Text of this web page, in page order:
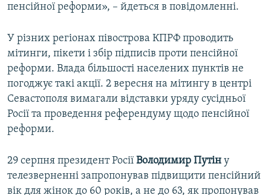
пенсійної реформи», – йдеться в повідомленні.
У різних регіонах півострова КПРФ проводить
мітинги, пікети і збір підписів проти пенсійної
реформи. Влада більшості населених пунктів не
погоджує такі акції. 2 вересня на мітингу в центрі
Севастополя вимагали відставки уряду сусідньої
Росії та проведення референдуму щодо пенсійної
реформи.
29 серпня президент Росії Володимир Путін у
телезверненні запропонував підвищити пенсійний
вік для жінок до 60 років, а не до 63, як пропонував